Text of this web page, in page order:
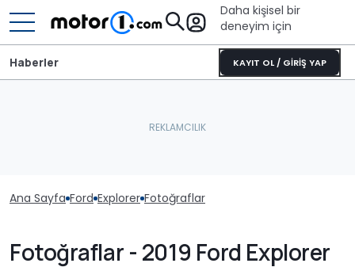
Daha kişisel bir
deneyim için
KAYIT OL / GİRİŞ YAP
Haberler
Ana Sayfa Ford Explorer Fotoğraflar
Fotoğraflar - 2019 Ford Explorer